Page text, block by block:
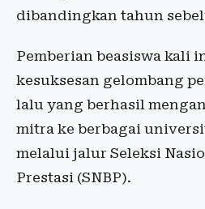
dibandingkan tahun
Pemberian beasiswa kali
kesuksesan gelombang
lalu yang berhasil
mitra ke berbagai
melalui jalur Seleksi
Prestasi (SNBP).